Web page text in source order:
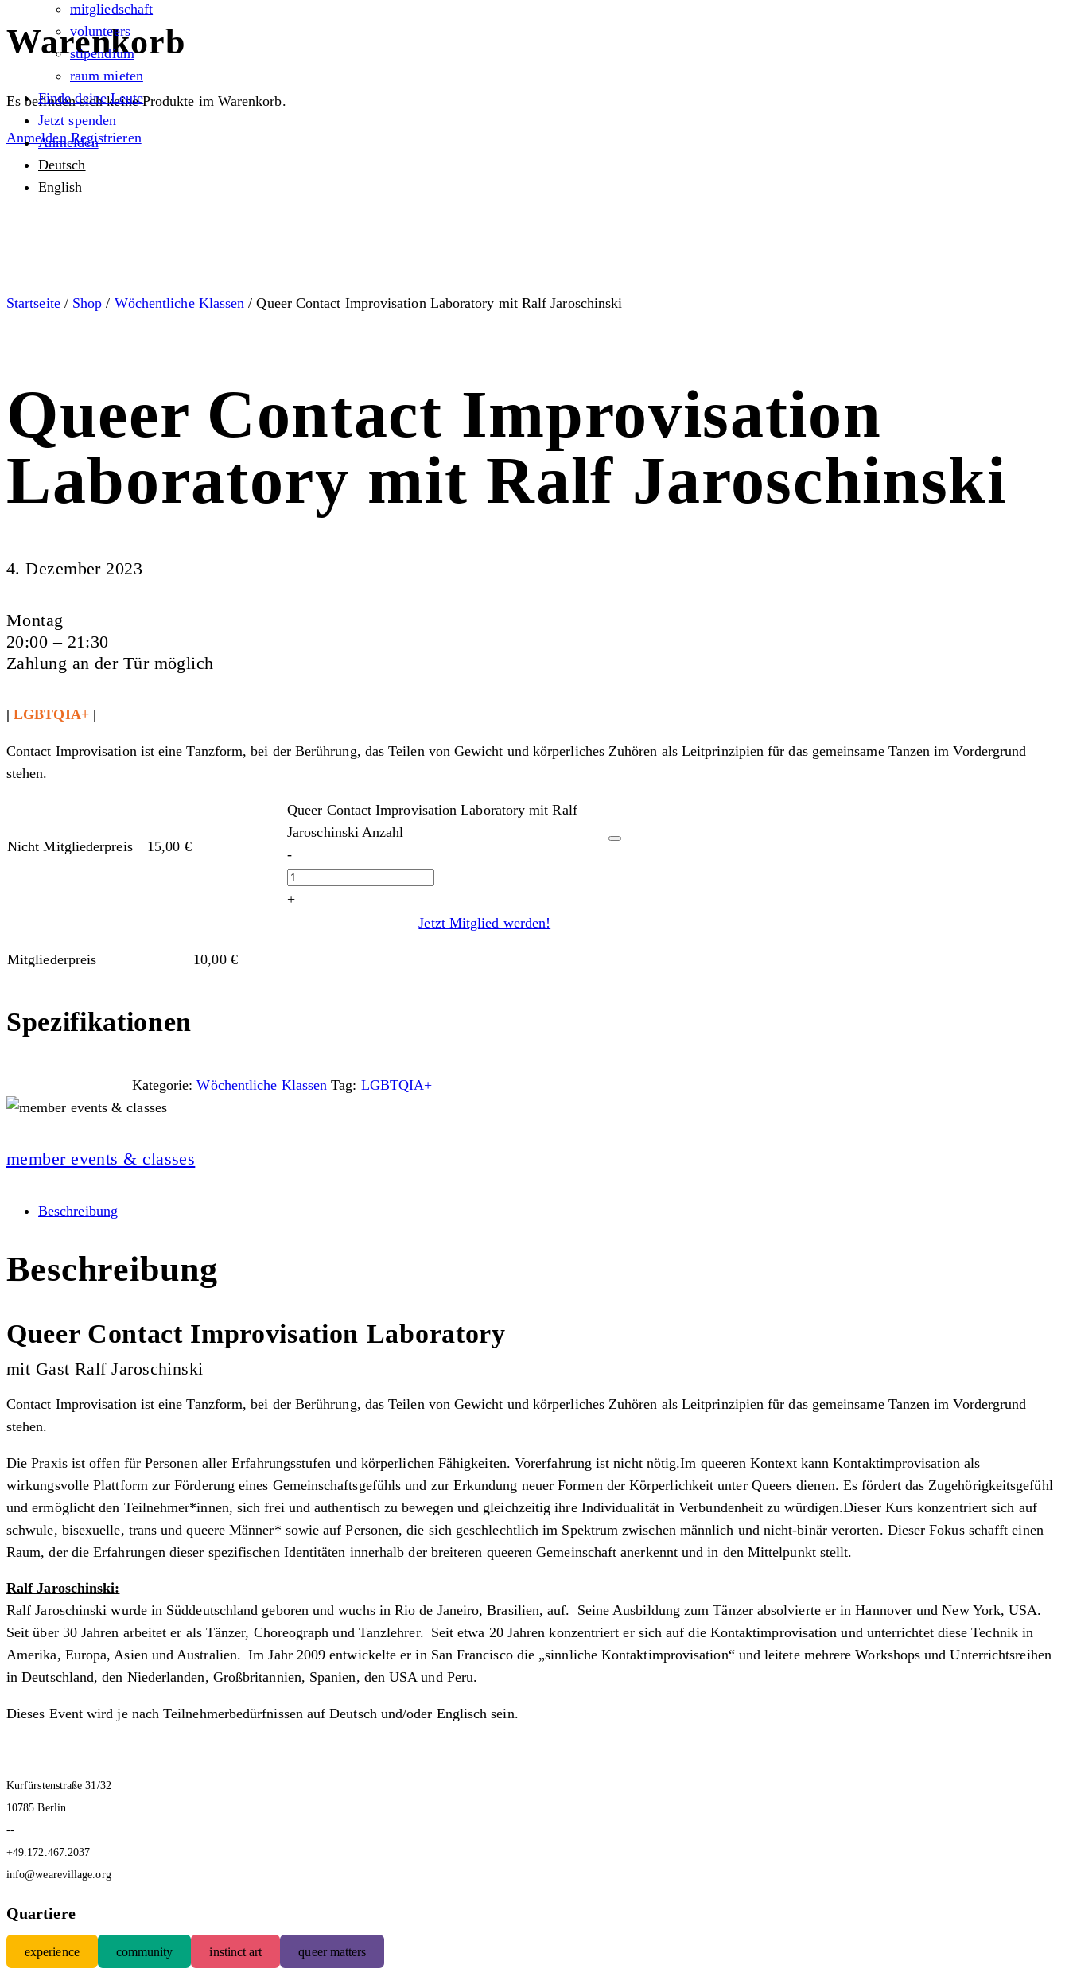
Warenkorb
Es befinden sich keine Produkte im Warenkorb.
Anmelden Registrieren
mitgliedschaft
volunteers
stipendium
raum mieten
Finde deine Leute
Jetzt spenden
Anmelden
Deutsch
English
Startseite/ Shop / Wöchentliche Klassen / Queer Contact Improvisation Laboratory mit Ralf Jaroschinski
Queer Contact Improvisation
Laboratory mit Ralf Jaroschinski
4. Dezember 2023
Montag
20:00 – 21:30
Zahlung an der Tür möglich
|LGBTQIA+|
Contact Improvisation ist eine Tanzform, bei der Berührung, das Teilen von Gewicht und körperliches Zuhören als Leitprinzipien für das gemeinsame Tanzen im Vordergrund
stehen.
Nicht Mitgliederpreis 15,00 €
Queer Contact Improvisation Laboratory mit Ralf
Jaroschinski Anzahl
-
+
Mitgliederpreis 10,00 €
Jetzt Mitglied werden!
Spezifikationen
Kategorie: Wöchentliche Klassen Tag: LGBTQIA+
member events & classes
Beschreibung
Beschreibung
Queer Contact Improvisation Laboratory
mit Gast Ralf Jaroschinski
Contact Improvisation ist eine Tanzform, bei der Berührung, das Teilen von Gewicht und körperliches Zuhören als Leitprinzipien für das gemeinsame Tanzen im Vordergrund
stehen.
Die Praxis ist offen für Personen aller Erfahrungsstufen und körperlichen Fähigkeiten. Vorerfahrung ist nicht nötig.Im queeren Kontext kann Kontaktimprovisation als
wirkungsvolle Plattform zur Förderung eines Gemeinschaftsgefühls und zur Erkundung neuer Formen der Körperlichkeit unter Queers dienen. Es fördert das Zugehörigkeitsgefühl
und ermöglicht den Teilnehmer*innen, sich frei und authentisch zu bewegen und gleichzeitig ihre Individualität in Verbundenheit zu würdigen.Dieser Kurs konzentriert sich auf
schwule, bisexuelle, trans und queere Männer* sowie auf Personen, die sich geschlechtlich im Spektrum zwischen männlich und nicht-binär verorten. Dieser Fokus schafft einen
Raum, der die Erfahrungen dieser spezifischen Identitäten innerhalb der breiteren queeren Gemeinschaft anerkennt und in den Mittelpunkt stellt.
Ralf Jaroschinski:
Ralf Jaroschinski wurde in Süddeutschland geboren und wuchs in Rio de Janeiro, Brasilien, auf. Seine Ausbildung zum Tänzer absolvierte er in Hannover und New York, USA.
Seit über 30 Jahren arbeitet er als Tänzer, Choreograph und Tanzlehrer. Seit etwa 20 Jahren konzentriert er sich auf die Kontaktimprovisation und unterrichtet diese Technik in
Amerika, Europa, Asien und Australien. Im Jahr 2009 entwickelte er in San Francisco die „sinnliche Kontaktimprovisation“ und leitete mehrere Workshops und Unterrichtsreihen
in Deutschland, den Niederlanden, Großbritannien, Spanien, den USA und Peru.
Dieses Event wird je nach Teilnehmerbedürfnissen auf Deutsch und/oder Englisch sein.
Kurfürstenstraße 31/32
10785 Berlin
--
+49.172.467.2037
info@wearevillage.org
Quartiere
experience community instinct art queer matters